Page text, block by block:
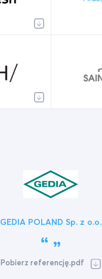
GEDIA POLAND Sp. z o.o.
Pobierz referencję.pdf